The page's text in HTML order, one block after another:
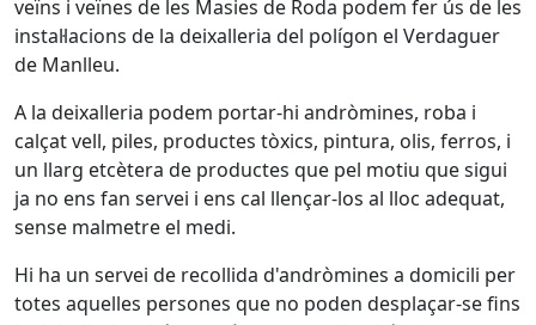
veïns i veïnes de les Masies de Roda podem fer ús de les
instal·lacions de la deixalleria del polígon el Verdaguer
de Manlleu.
A la deixalleria podem portar-hi andròmines, roba i
calçat vell, piles, productes tòxics, pintura, olis, ferros, i
un llarg etcètera de productes que pel motiu que sigui
ja no ens fan servei i ens cal llençar-los al lloc adequat,
sense malmetre el medi.
Hi ha un servei de recollida d'andròmines a domicili per
totes aquelles persones que no poden desplaçar-se fins